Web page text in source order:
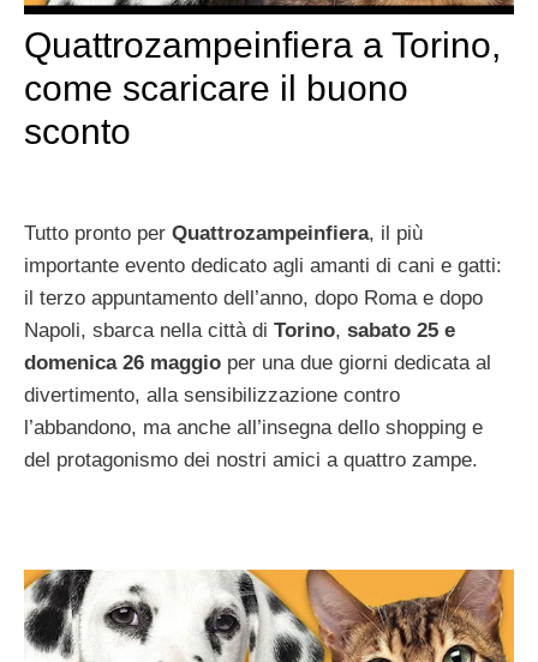
Quattrozampeinfiera a Torino,
come scaricare il buono
sconto
Tutto pronto per Quattrozampeinfiera, il più
importante evento dedicato agli amanti di cani e gatti:
il terzo appuntamento dell’anno, dopo Roma e dopo
Napoli, sbarca nella città di Torino, sabato 25 e
domenica 26 maggio per una due giorni dedicata al
divertimento, alla sensibilizzazione contro
l’abbandono, ma anche all’insegna dello shopping e
del protagonismo dei nostri amici a quattro zampe.